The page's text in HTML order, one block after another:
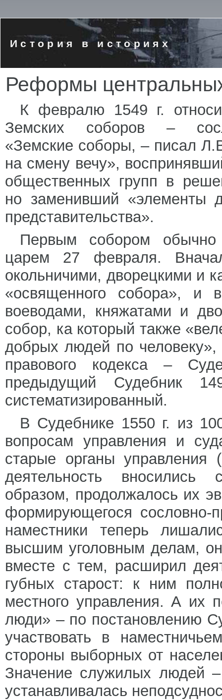
История в историях
Реформы
К февралю 1549 г.
Земских соборов –
«Земские соборы, – писал
на смену вечу»,
общественных групп в
но заменивший «элементы
представительства».
Первым собором обычно
царем 27 февраля.
окольничими, дворецкими и
«освященного собора»,
воеводами, княжатами и
собор, ка который также
добрых людей по
правового кодекса –
предыдущий Судебник
систематизированный.
В Судебнике 1550 г. из
вопросам управления и
старые органы
деятельность вносились
образом, продолжалось их
формирующегося сословно-
наместники теперь
высшим уголовным делам,
вместе с тем, расширил
губных старост: к ним
местного управления. А их
люди» – по постановлению
участвовать в
стороны выборных от
Значение служилых людей
устанавливалась